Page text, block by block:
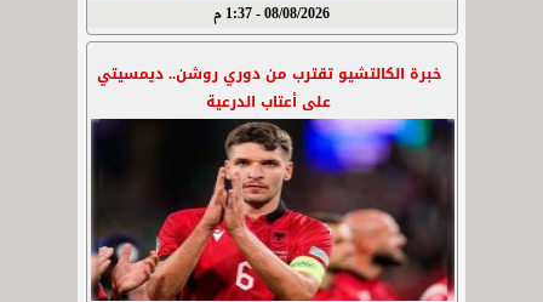
08/08/2026 - 1:37 م
خبرة الكالتشيو تقترب من دوري روشن.. ديمسيتي
على أعتاب الدرعية